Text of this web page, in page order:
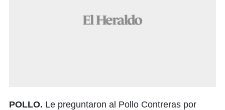
POLLO. Le preguntaron al Pollo Contreras por